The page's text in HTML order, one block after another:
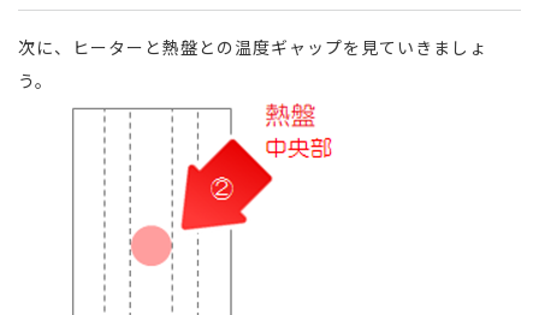
次に、ヒーターと熱盤との温度ギャップを見ていきましょ
う。